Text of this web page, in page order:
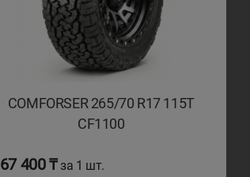
COMFORSER 265/70 R17 115T
CF1100
67 400 ₸за 1 шт.